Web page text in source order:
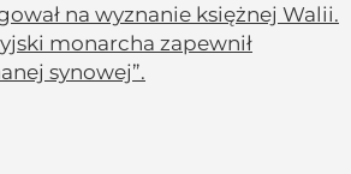
na wyznanie księżnej Walii.
monarcha zapewnił
synowej”.